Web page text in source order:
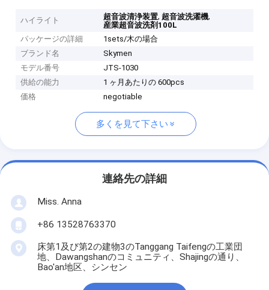
ハイライト 超音波清浄装置,超音波洗濯機,
産業超音波洗剤100L
パッケージの詳細
1sets/木の場合
ブランド名
Skymen
モデル番号
JTS-1030
供給の能力
1 ヶ月あたりの 600pcs
価格
negotiable
多くを見て下さい
連絡先の詳細
Miss. Anna
+86 13528763370
床第1及び第2の建物3のTanggang Taifengの工業団
地、Dawangshanのコミュニティ、Shajingの通り、
Bao'an地区、シンセン